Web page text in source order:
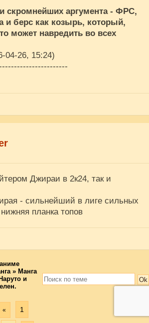
даже такая мощь, не спасает
голыми руками как не забивал, так и не
не помогает.
скромнейших аргумента - ФРС,
и берс как козырь, который,
может навредить во всех
04-26, 15:24)
Джираи в 2к24, так и
- сильнейший в лиге сильных
планка топов
» Манга
и
« 1